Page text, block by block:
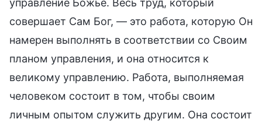
совершает Сам Бог, — это работа, которую Он
намерен выполнять в соответствии со Своим
планом управления, и она относится к
великому управлению. Работа, выполняемая
человеком состоит в том, чтобы своим
личным опытом служить другим. Она состоит